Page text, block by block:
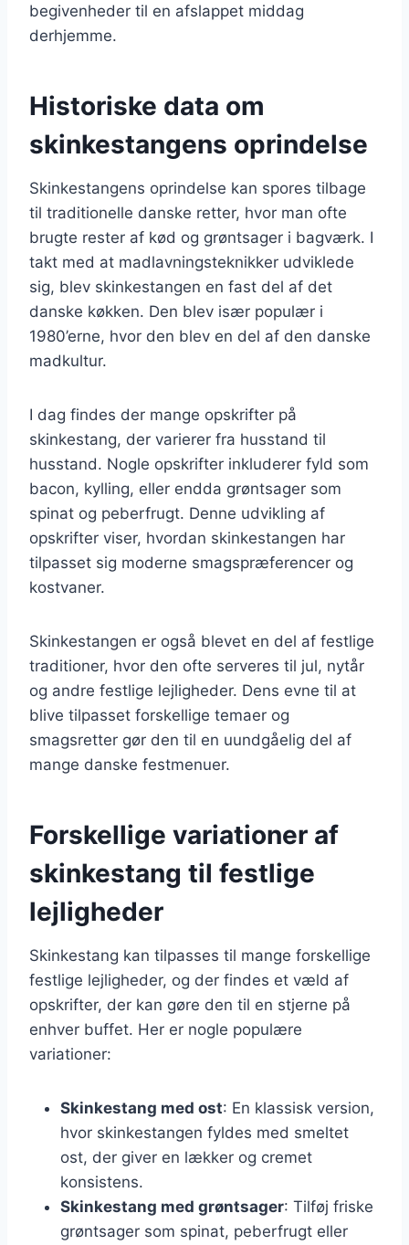
begivenheder til en afslappet middag
derhjemme.
Historiske data om
skinkestangens oprindelse
Skinkestangens oprindelse kan spores tilbage
til traditionelle danske retter, hvor man ofte
brugte rester af kød og grøntsager i bagværk. I
takt med at madlavningsteknikker udviklede
sig, blev skinkestangen en fast del af det
danske køkken. Den blev især populær i
1980’erne, hvor den blev en del af den danske
madkultur.
I dag findes der mange opskrifter på
skinkestang, der varierer fra husstand til
husstand. Nogle opskrifter inkluderer fyld som
bacon, kylling, eller endda grøntsager som
spinat og peberfrugt. Denne udvikling af
opskrifter viser, hvordan skinkestangen har
tilpasset sig moderne smagspræferencer og
kostvaner.
Skinkestangen er også blevet en del af festlige
traditioner, hvor den ofte serveres til jul, nytår
og andre festlige lejligheder. Dens evne til at
blive tilpasset forskellige temaer og
smagsretter gør den til en uundgåelig del af
mange danske festmenuer.
Forskellige variationer af
skinkestang til festlige
lejligheder
Skinkestang kan tilpasses til mange forskellige
festlige lejligheder, og der findes et væld af
opskrifter, der kan gøre den til en stjerne på
enhver buffet. Her er nogle populære
variationer:
Skinkestang med ost: En klassisk version,
hvor skinkestangen fyldes med smeltet
ost, der giver en lækker og cremet
konsistens.
Skinkestang med grøntsager: Tilføj friske
grøntsager som spinat, peberfrugt eller